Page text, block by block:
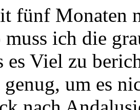
muss ich die
es Viel zu
genug, um es
nach